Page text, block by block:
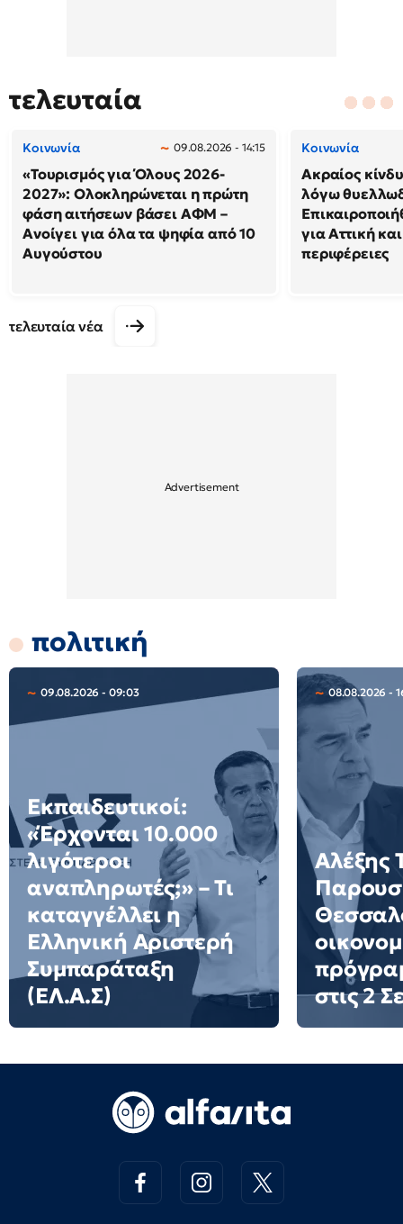
τελευταία
Κοινωνία 09.08.2026 - 14:15
«Τουρισμός για Όλους 2026-
2027»: Ολοκληρώνεται η πρώτη
φάση αιτήσεων βάσει ΑΦΜ –
Ανοίγει για όλα τα ψηφία από 10
Αυγούστου
Κοινωνία
Ακραίος
λόγω
για Αττική
περιφέρειες
τελευταία νέα
πολιτική
09.08.2026 - 09:03
Εκπαιδευτικοί:
«Έρχονται 10.000
λιγότεροι
αναπληρωτές;» – Τι
καταγγέλλει η
Ελληνική Αριστερή
Συμπαράταξη
(ΕΛ.Α.Σ)
08.08.2026 -
Αλέξης
στις 2